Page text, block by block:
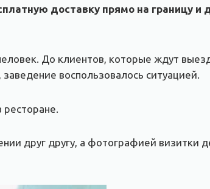
доставку прямо на границу и
До клиентов, которые ждут
воспользовалось ситуацией.
друг другу, а фотографией визитки